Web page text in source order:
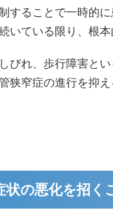
することで一時的
いている限り、根本
びれ、歩行障害と
狭窄症の進行を抑え
の悪化を招く